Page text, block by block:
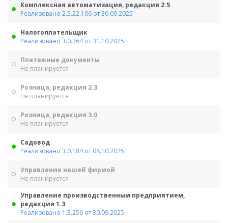
Комплексная автоматизация, редакция 2.5
Реализовано 2.5.22.106 от 30.09.2025
Налогоплательщик
Реализовано 3.0.264 от 31.10.2025
Платежные документы
Не планируется
Розница, редакция 2.3
Не планируется
Розница, редакция 3.0
Не планируется
Садовод
Реализовано 3.0.184 от 08.10.2025
Управление нашей фирмой
Не планируется
Управление производственным предприятием,
редакция 1.3
Реализовано 1.3.256 от 30.09.2025